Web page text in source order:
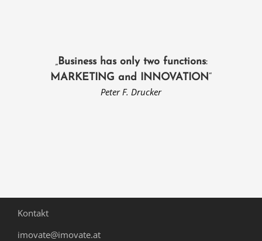
„Business has only two functions:
MARKETING and INNOVATION“
Peter F. Drucker
Kontakt
imovate@imovate.at